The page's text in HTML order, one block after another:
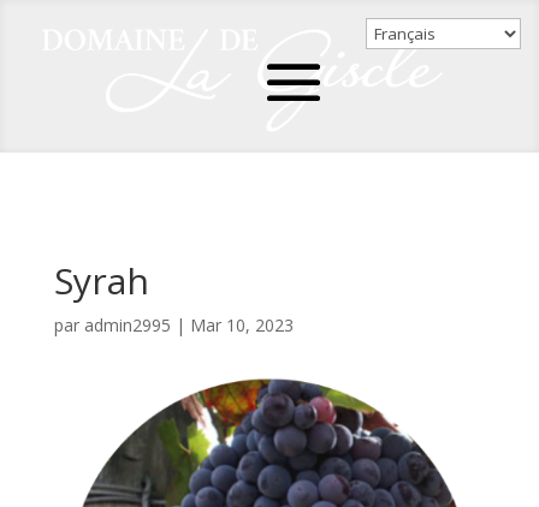
Syrah
par admin2995 | Mar 10, 2023